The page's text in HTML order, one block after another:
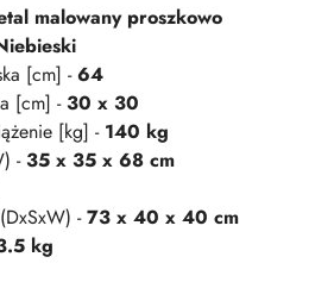
malowany proszkowo
[cm] -64
[cm] -30 x 30
[kg] - 140 kg
-35 x 35 x 68 cm
-73 x 40 x 40 cm
kg